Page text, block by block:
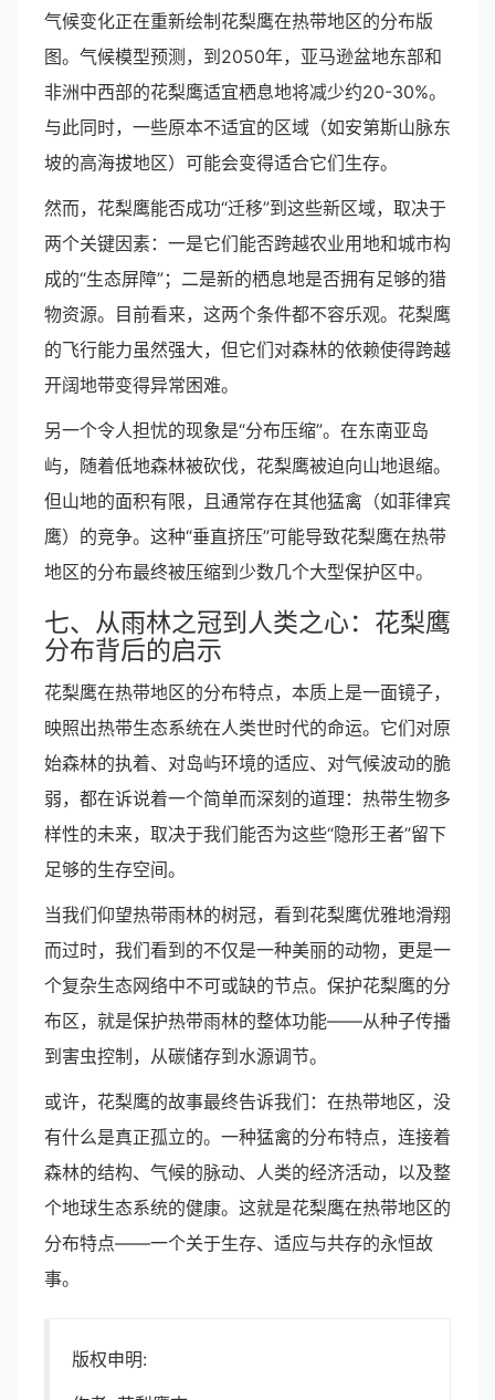
气候变化正在重新绘制花梨鹰在热带地区的分布版
图。气候模型预测，到2050年，亚马逊盆地东部和
非洲中西部的花梨鹰适宜栖息地将减少约20-30%。
与此同时，一些原本不适宜的区域（如安第斯山脉东
坡的高海拔地区）可能会变得适合它们生存。
然而，花梨鹰能否成功“迁移”到这些新区域，取决于
两个关键因素：一是它们能否跨越农业用地和城市构
成的“生态屏障”；二是新的栖息地是否拥有足够的猎
物资源。目前看来，这两个条件都不容乐观。花梨鹰
的飞行能力虽然强大，但它们对森林的依赖使得跨越
开阔地带变得异常困难。
另一个令人担忧的现象是“分布压缩”。在东南亚岛
屿，随着低地森林被砍伐，花梨鹰被迫向山地退缩。
但山地的面积有限，且通常存在其他猛禽（如菲律宾
鹰）的竞争。这种“垂直挤压”可能导致花梨鹰在热带
地区的分布最终被压缩到少数几个大型保护区中。
七、从雨林之冠到人类之心：花梨鹰
分布背后的启示
花梨鹰在热带地区的分布特点，本质上是一面镜子，
映照出热带生态系统在人类世时代的命运。它们对原
始森林的执着、对岛屿环境的适应、对气候波动的脆
弱，都在诉说着一个简单而深刻的道理：热带生物多
样性的未来，取决于我们能否为这些“隐形王者”留下
足够的生存空间。
当我们仰望热带雨林的树冠，看到花梨鹰优雅地滑翔
而过时，我们看到的不仅是一种美丽的动物，更是一
个复杂生态网络中不可或缺的节点。保护花梨鹰的分
布区，就是保护热带雨林的整体功能——从种子传播
到害虫控制，从碳储存到水源调节。
或许，花梨鹰的故事最终告诉我们：在热带地区，没
有什么是真正孤立的。一种猛禽的分布特点，连接着
森林的结构、气候的脉动、人类的经济活动，以及整
个地球生态系统的健康。这就是花梨鹰在热带地区的
分布特点——一个关于生存、适应与共存的永恒故
事。
版权申明: